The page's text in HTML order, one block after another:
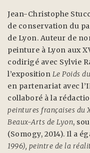
Jean-Christophe
de conservation du
de Lyon. Auteur de
peinture à Lyon aux
codirigé avec Sylvie
l’exposition Le Poids
en partenariat avec
collaboré à la
peintures françaises du
Beaux-Arts de Lyon,
(Somogy, 2014). Il a
1996), peintre de la